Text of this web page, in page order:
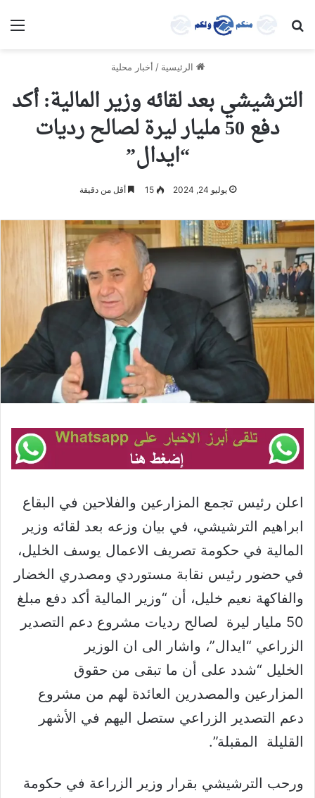
بحث عن
الرئيسية / أخبار محلية
الترشيشي بعد لقائه وزير المالية: أكد
دفع 50 مليار ليرة لصالح رديات
“ايدال”
يوليو 24, 2024 15 أقل من دقيقة
اعلن رئيس تجمع المزارعين والفلاحين في البقاع
ابراهيم الترشيشي، في بيان وزعه بعد لقائه وزير
المالية في حكومة تصريف الاعمال يوسف الخليل،
في حضور رئيس نقابة مستوردي ومصدري الخضار
والفاكهة نعيم خليل، أن “وزير المالية أكد دفع مبلغ
50 مليار ليرة لصالح رديات مشروع دعم التصدير
الزراعي “ايدال”، واشار الى ان الوزير
الخليل “شدد على أن ما تبقى من حقوق
المزارعين والمصدرين العائدة لهم من مشروع
دعم التصدير الزراعي ستصل اليهم في الأشهر
القليلة المقبلة”.
ورحب الترشيشي بقرار وزير الزراعة في حكومة